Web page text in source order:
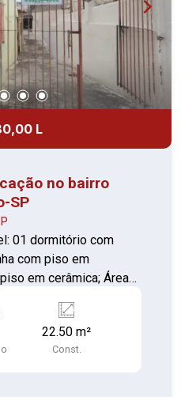
L
no bairro
SP
com piso em
em cerâmica; Área
4 casas; Contas de
dos gastos. Ótima
22.50 m²
Const.